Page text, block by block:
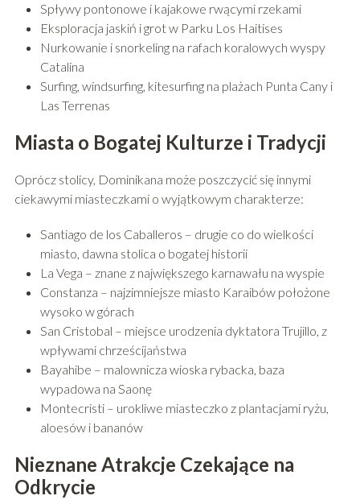
Spływy pontonowe i kajakowe rwącymi rzekami
Eksploracja jaskiń i grot w Parku Los Haitises
Nurkowanie i snorkeling na rafach koralowych wyspy
Catalina
Surfing, windsurfing, kitesurfing na plażach Punta Cany i
Las Terrenas
Miasta o Bogatej Kulturze i Tradycji
Oprócz stolicy, Dominikana może poszczycić się innymi
ciekawymi miasteczkami o wyjątkowym charakterze:
Santiago de los Caballeros – drugie co do wielkości
miasto, dawna stolica o bogatej historii
La Vega – znane z największego karnawału na wyspie
Constanza – najzimniejsze miasto Karaibów położone
wysoko w górach
San Cristobal – miejsce urodzenia dyktatora Trujillo, z
wpływami chrześcijaństwa
Bayahibe – malownicza wioska rybacka, baza
wypadowa na Saonę
Montecristi – urokliwe miasteczko z plantacjami ryżu,
aloesów i bananów
Nieznane Atrakcje Czekające na
Odkrycie